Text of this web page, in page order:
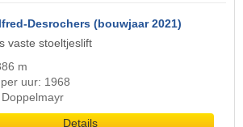
Desrochers (bouwjaar 2021)
vaste stoeltjeslift
m
uur: 1968
Details